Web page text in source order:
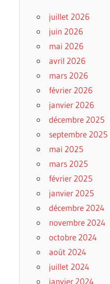
juillet 2026
juin 2026
mai 2026
avril 2026
mars 2026
février 2026
janvier 2026
décembre 2025
septembre 2025
mai 2025
mars 2025
février 2025
janvier 2025
décembre 2024
novembre 2024
octobre 2024
août 2024
juillet 2024
janvier 2024